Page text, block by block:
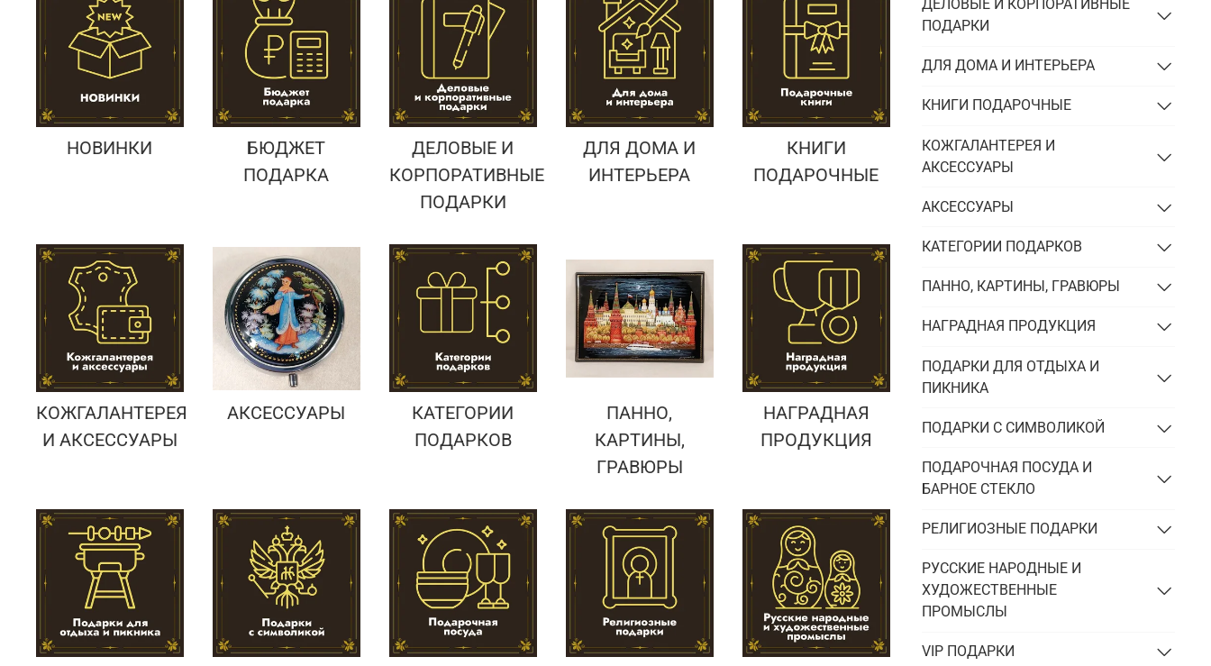
Подарки банковскому работнику
Подарки брокеру
Подарки директору/руководителю
Подарки страховщику
Подарки строителю
Подарки учителю
Подарки энергетику
Подарки юристу
НОВИНКИ
БЮДЖЕТ
ПОДАРКА
ДЕЛОВЫЕ И
КОРПОРАТИВНЫЕ
ПОДАРКИ
ДЛЯ ДОМА И
ИНТЕРЬЕРА
КНИГИ
ПОДАРОЧНЫЕ
КОЖГАЛАНТЕРЕЯ
И АКСЕССУАРЫ
АКСЕССУАРЫ
КАТЕГОРИИ
ПОДАРКОВ
ПАННО,
КАРТИНЫ,
ГРАВЮРЫ
НАГРАДНАЯ
ПРОДУКЦИЯ
ДЕЛОВЫЕ И КОРПОРАТИВНЫЕ
ПОДАРКИ
ДЛЯ ДОМА И ИНТЕРЬЕРА
КНИГИ ПОДАРОЧНЫЕ
КОЖГАЛАНТЕРЕЯ И
АКСЕССУАРЫ
АКСЕССУАРЫ
КАТЕГОРИИ ПОДАРКОВ
ПАННО, КАРТИНЫ, ГРАВЮРЫ
НАГРАДНАЯ ПРОДУКЦИЯ
ПОДАРКИ ДЛЯ ОТДЫХА И
ПИКНИКА
ПОДАРКИ С СИМВОЛИКОЙ
ПОДАРОЧНАЯ ПОСУДА И
БАРНОЕ СТЕКЛО
РЕЛИГИОЗНЫЕ ПОДАРКИ
РУССКИЕ НАРОДНЫЕ И
ХУДОЖЕСТВЕННЫЕ
ПРОМЫСЛЫ
VIP ПОДАРКИ